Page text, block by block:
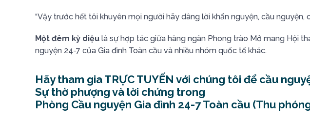
“Vậy trước hết tôi khuyên mọi người hãy dâng lời khẩn nguyện, cầu
Một đêm kỳ diệu là sự hợp tác giữa hàng ngàn Phong trào Mở mang Hội
nguyện 24-7 của Gia đình Toàn cầu và nhiều nhóm quốc tế khác.
Hãy tham gia TRỰC TUYẾN với chúng tôi để cầu
Sự thờ phượng và lời chứng trong
Phòng Cầu nguyện Gia đình 24-7 Toàn cầu (Thu